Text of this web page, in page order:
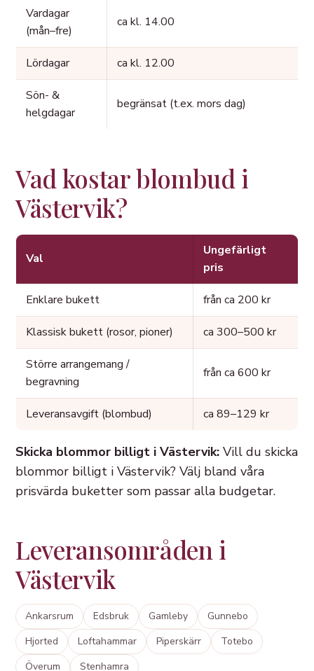
Vardagar
(mån–fre)
ca kl. 14.00
Lördagar ca kl. 12.00
Sön- &
helgdagar
begränsat (t.ex. mors dag)
Vad kostar blombud i
Västervik?
Val
Ungefärligt
pris
Enklare bukett från ca 200 kr
Klassisk bukett (rosor, pioner) ca 300–500 kr
Större arrangemang /
begravning
från ca 600 kr
Leveransavgift (blombud) ca 89–129 kr
Skicka blommor billigt i Västervik: Vill du skicka
blommor billigt i Västervik? Välj bland våra
prisvärda buketter som passar alla budgetar.
Leveransområden i
Västervik
Ankarsrum Edsbruk Gamleby
Gunnebo
Hjorted
Loftahammar Piperskärr
Totebo
Överum
Stenhamra